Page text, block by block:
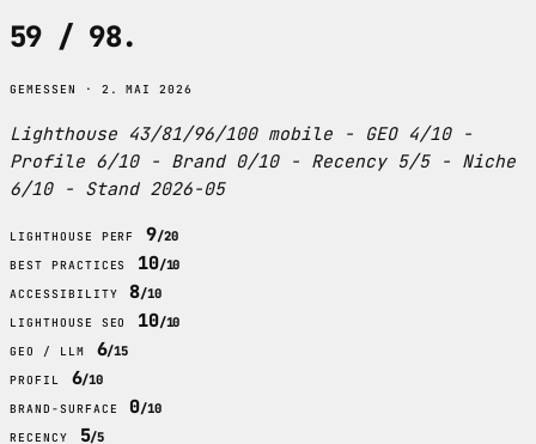
59 / 98.
GEMESSEN · 2. MAI 2026
Lighthouse 43/81/96/100 mobile - GEO 4/10 -
Profile 6/10 - Brand 0/10 - Recency 5/5 - Niche
6/10 - Stand 2026-05
LIGHTHOUSE PERF 9/20
BEST PRACTICES 10/10
ACCESSIBILITY 8/10
LIGHTHOUSE SEO 10/10
GEO / LLM 6/15
PROFIL 6/10
BRAND-SURFACE 0/10
RECENCY 5/5